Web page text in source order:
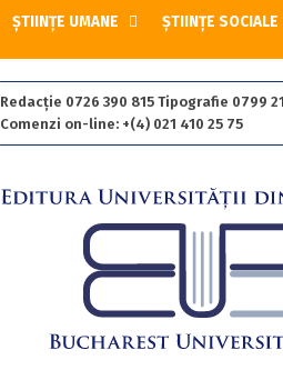
ȘTIINȚE UMANE ȘTIINȚE SOCIALE
Redacție 0726 390 815 Tipografie 0799
Comenzi on-line: +(4) 021 410 25 75